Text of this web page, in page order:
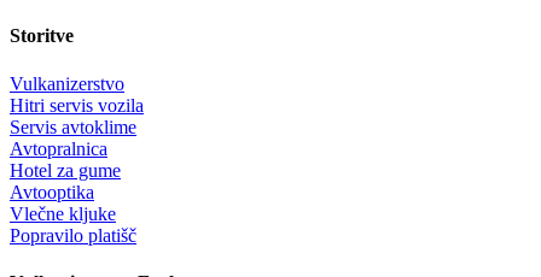
Storitve
Vulkanizerstvo
Hitri servis vozila
Servis avtoklime
Avtopralnica
Hotel za gume
Avtooptika
Vlečne kljuke
Popravilo platišč